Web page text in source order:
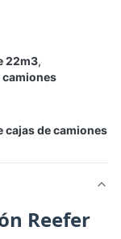
22m3,
cajas de camiones
Reefer